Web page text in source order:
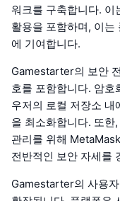
워크를 구축합니다. 이
활용을 포함하며, 이는
에 기여합니다.
Gamestarter의 보안
호를 포함합니다. 암
우저의 로컬 저장소 내
을 최소화합니다. 또한
관리를 위해
전반적인 보안 자세를
Gamestarter의 사용